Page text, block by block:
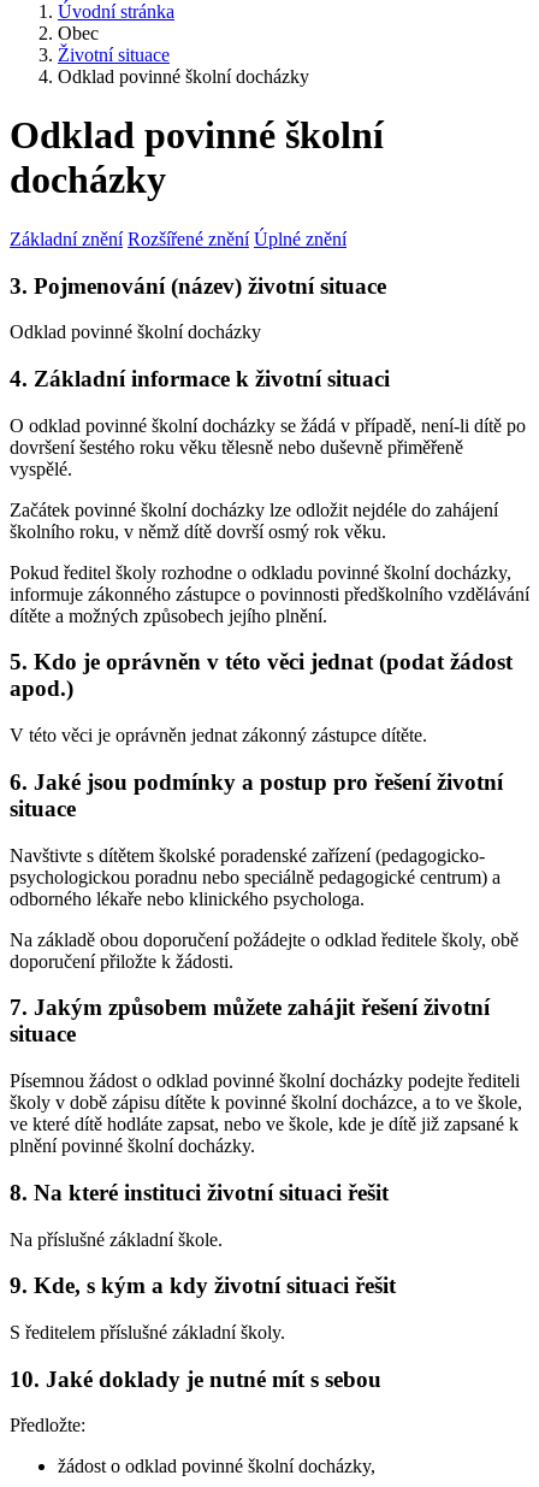
Úvodní stránka
Obec
Životní situace
Odklad povinné školní docházky
Odklad povinné školní
docházky
Základní znění Rozšířené znění Úplné znění
3. Pojmenování (název) životní situace
Odklad povinné školní docházky
4. Základní informace k životní situaci
O odklad povinné školní docházky se žádá v případě, není-li dítě po
dovršení šestého roku věku tělesně nebo duševně přiměřeně
vyspělé.
Začátek povinné školní docházky lze odložit nejdéle do zahájení
školního roku, v němž dítě dovrší osmý rok věku.
Pokud ředitel školy rozhodne o odkladu povinné školní docházky,
informuje zákonného zástupce o povinnosti předškolního vzdělávání
dítěte a možných způsobech jejího plnění.
5. Kdo je oprávněn v této věci jednat (podat žádost
apod.)
V této věci je oprávněn jednat zákonný zástupce dítěte.
6. Jaké jsou podmínky a postup pro řešení životní
situace
Navštivte s dítětem školské poradenské zařízení (pedagogicko-
psychologickou poradnu nebo speciálně pedagogické centrum) a
odborného lékaře nebo klinického psychologa.
Na základě obou doporučení požádejte o odklad ředitele školy, obě
doporučení přiložte k žádosti.
7. Jakým způsobem můžete zahájit řešení životní
situace
Písemnou žádost o odklad povinné školní docházky podejte řediteli
školy v době zápisu dítěte k povinné školní docházce, a to ve škole,
ve které dítě hodláte zapsat, nebo ve škole, kde je dítě již zapsané k
plnění povinné školní docházky.
8. Na které instituci životní situaci řešit
Na příslušné základní škole.
9. Kde, s kým a kdy životní situaci řešit
S ředitelem příslušné základní školy.
10. Jaké doklady je nutné mít s sebou
Předložte:
žádost o odklad povinné školní docházky,